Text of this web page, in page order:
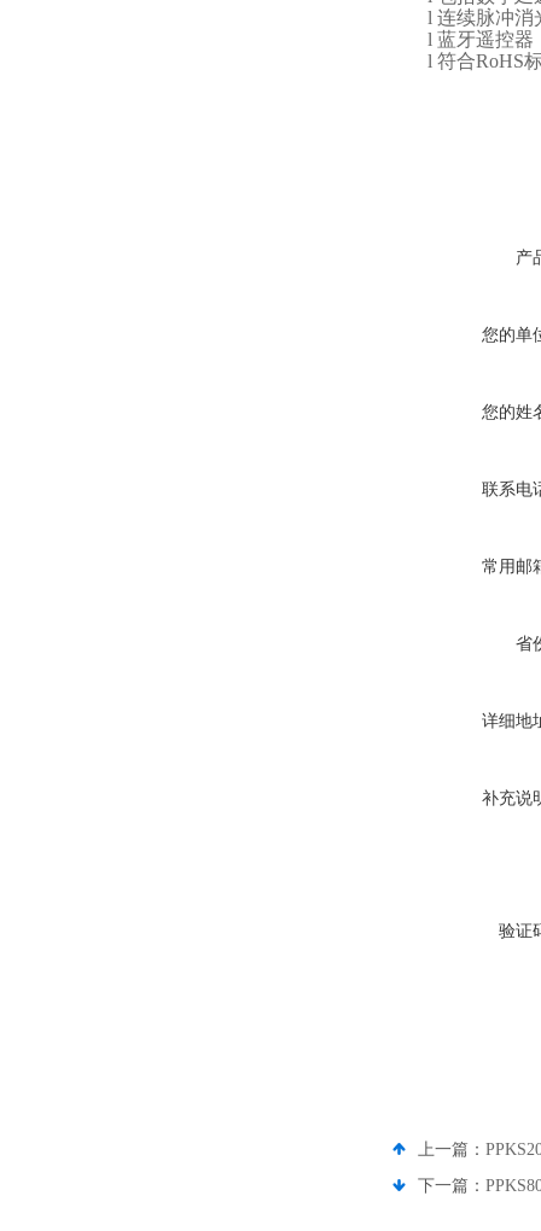
l 连续脉冲消
l 蓝牙遥控器
l 符合RoHS
产
您的单
您的姓
联系电
常用邮
省
详细地
补充说
验证
上一篇：
下一篇：